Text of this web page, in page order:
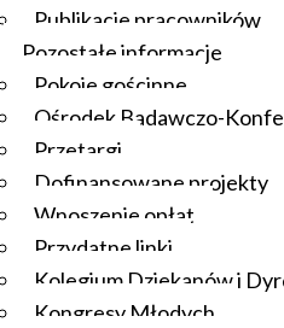
Publikacje pracowników
Pozostałe informacje
Pokoje gościnne
Ośrodek Badawczo-
Przetargi
Dofinansowane projekty
Wnoszenie opłat
Przydatne linki
Kolegium Dziekanów i
Kongresy Młodych